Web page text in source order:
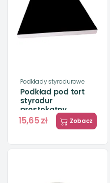
Podkłady styrodurowe
Podkład pod tort
styrodur
prostokątny
CZARNY
15,65 zł Zobacz